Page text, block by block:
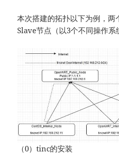
本次搭建的拓扑以下为例，
Slave节点（以3个不同操作系
（0）tinc的安装